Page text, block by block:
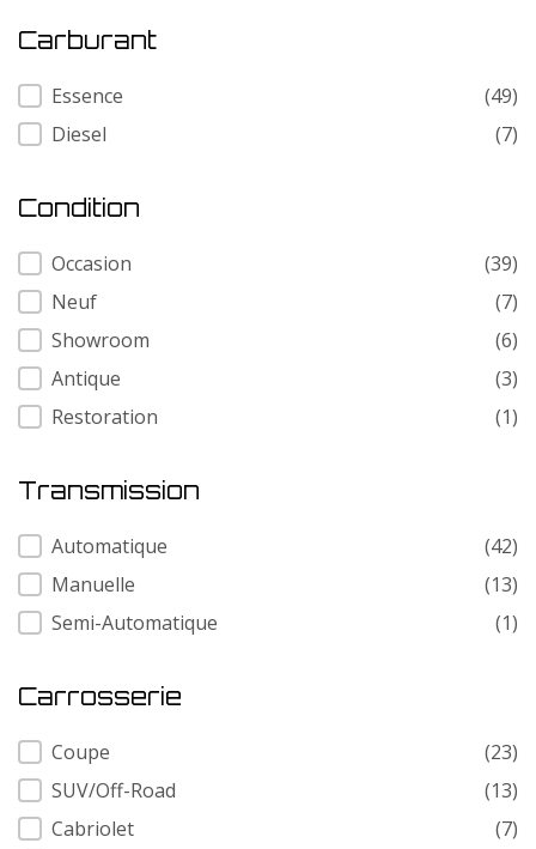
Carburant
Carburant
Essence
(49)
Diesel
(7)
Condition
Condition
Occasion
(39)
Neuf
(7)
Showroom
(6)
Antique
(3)
Restoration
(1)
Transmission
Transmission
Automatique
(42)
Manuelle
(13)
Semi-Automatique
(1)
Carrosserie
Carrosserie
Coupe
(23)
SUV/Off-Road
(13)
Cabriolet
(7)